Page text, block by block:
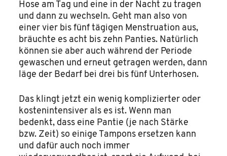
Hose am Tag und eine in der Nacht zu tragen
und dann zu wechseln. Geht man also von
einer vier bis fünf tägigen Menstruation aus,
bräuchte es acht bis zehn Panties. Natürlich
können sie aber auch während der Periode
gewaschen und erneut getragen werden, dann
läge der Bedarf bei drei bis fünf Unterhosen.
Das klingt jetzt ein wenig komplizierter oder
kostenintensiver als es ist. Wenn man
bedenkt, dass eine Pantie (je nach Stärke
bzw. Zeit) so einige Tampons ersetzen kann
und dafür auch noch immer